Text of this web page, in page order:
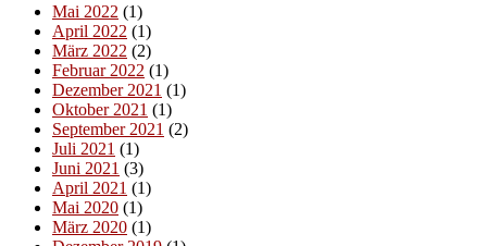
Mai 2022 (1)
April 2022 (1)
März 2022 (2)
Februar 2022 (1)
Dezember 2021 (1)
Oktober 2021 (1)
September 2021 (2)
Juli 2021 (1)
Juni 2021 (3)
April 2021 (1)
Mai 2020 (1)
März 2020 (1)